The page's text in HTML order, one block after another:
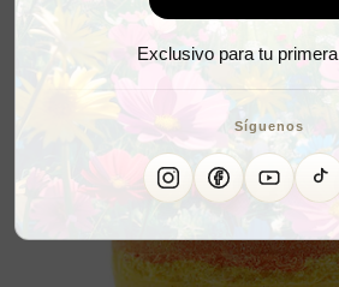
Exclusivo para tu
Síguenos